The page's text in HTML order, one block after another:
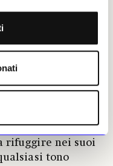
nel rigore
traducendo
Fattori,
a Lega, ma a lui
lascia
unita; qui,
certo suadente la
rifuggire nei suoi
tono